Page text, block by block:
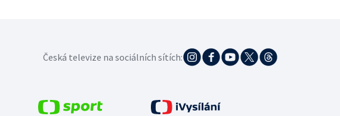
Česká televize na sociálních sítích: